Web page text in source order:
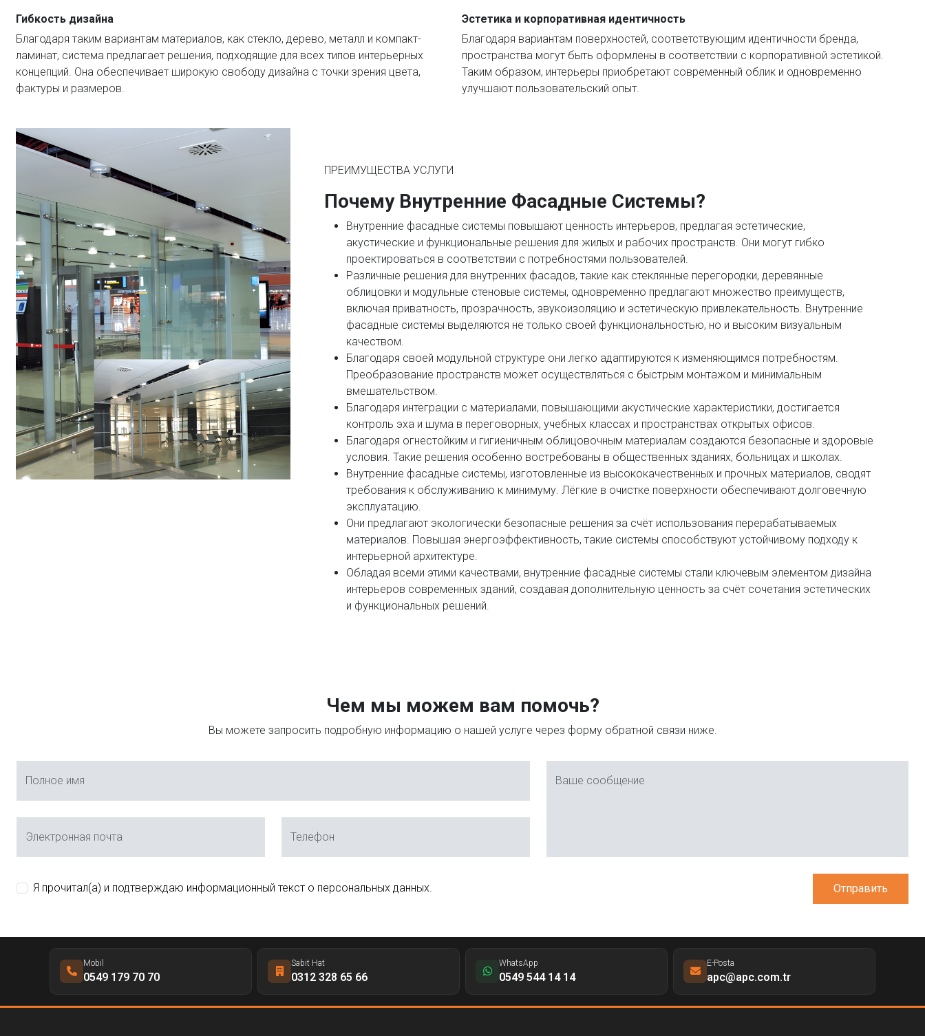
Гибкость дизайна
Благодаря таким вариантам материалов, как стекло, дерево, металл и компакт-
ламинат, система предлагает решения, подходящие для всех типов интерьерных
концепций. Она обеспечивает широкую свободу дизайна с точки зрения цвета,
фактуры и размеров.
Эстетика и корпоративная идентичность
Благодаря вариантам поверхностей, соответствующим идентичности бренда,
пространства могут быть оформлены в соответствии с корпоративной эстетикой.
Таким образом, интерьеры приобретают современный облик и одновременно
улучшают пользовательский опыт.
ПРЕИМУЩЕСТВА УСЛУГИ
Почему Внутренние Фасадные Системы?
Внутренние фасадные системы повышают ценность интерьеров, предлагая эстетические,
акустические и функциональные решения для жилых и рабочих пространств. Они могут гибко
проектироваться в соответствии с потребностями пользователей.
Различные решения для внутренних фасадов, такие как стеклянные перегородки, деревянные
облицовки и модульные стеновые системы, одновременно предлагают множество преимуществ,
включая приватность, прозрачность, звукоизоляцию и эстетическую привлекательность. Внутренние
фасадные системы выделяются не только своей функциональностью, но и высоким визуальным
качеством.
Благодаря своей модульной структуре они легко адаптируются к изменяющимся потребностям.
Преобразование пространств может осуществляться с быстрым монтажом и минимальным
вмешательством.
Благодаря интеграции с материалами, повышающими акустические характеристики, достигается
контроль эха и шума в переговорных, учебных классах и пространствах открытых офисов.
Благодаря огнестойким и гигиеничным облицовочным материалам создаются безопасные и здоровые
условия. Такие решения особенно востребованы в общественных зданиях, больницах и школах.
Внутренние фасадные системы, изготовленные из высококачественных и прочных материалов, сводят
требования к обслуживанию к минимуму. Лёгкие в очистке поверхности обеспечивают долговечную
эксплуатацию.
Они предлагают экологически безопасные решения за счёт использования перерабатываемых
материалов. Повышая энергоэффективность, такие системы способствуют устойчивому подходу к
интерьерной архитектуре.
Обладая всеми этими качествами, внутренние фасадные системы стали ключевым элементом дизайна
интерьеров современных зданий, создавая дополнительную ценность за счёт сочетания эстетических
и функциональных решений.
Чем мы можем вам помочь?
Вы можете запросить подробную информацию о нашей услуге через форму обратной связи ниже.
Полное имя
Электронная почта Телефон
Ваше сообщение
Я прочитал(а) и подтверждаю информационный текст о персональных данных. Отправить
Mobil
0549 179 70 70
Sabit Hat
0312 328 65 66
WhatsApp
0549 544 14 14
E-Posta
apc@apc.com.tr